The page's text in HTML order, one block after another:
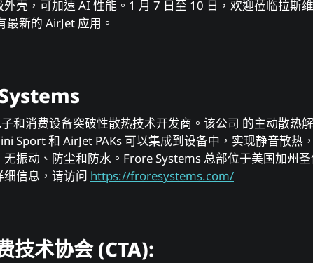
壳，可加速 AI 性能。1 ⽉ 7 ⽇⾄ 10 ⽇，欢迎莅临拉斯
新的 AirJet 应⽤。
和消费设备突破性散热技术开发商。该公司 的主动散热
Sport 和 AirJet PAKs 可以集成到设备中，实现静⾳散热
振动、防尘和防⽔。Frore Systems 总部位于美国加州
信息，请访问 https://froresystems.com/
技术协会 (CTA):